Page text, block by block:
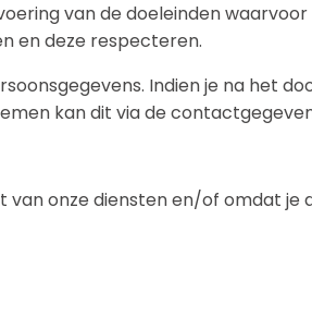
van de doeleinden
en deze respecteren.
Indien je na het
kan dit via de
onze diensten en/of omdat je